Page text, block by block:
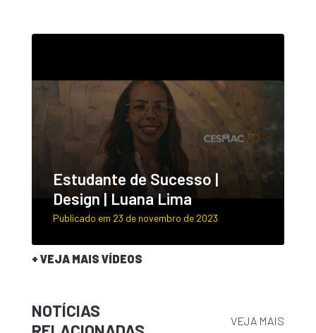
Estudante de Sucesso |
Design | Luana Lima
Publicado em 23 de novembro de 2023
+ VEJA MAIS VÍDEOS
NOTÍCIAS
VEJA MAIS